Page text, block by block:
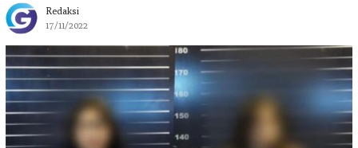
Redaksi
17/11/2022